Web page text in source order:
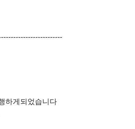
하게되었습니다